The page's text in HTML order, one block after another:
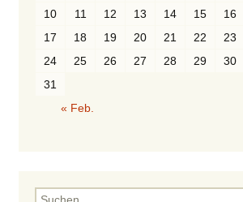
Prisma
Paare
10
11 12 13 14 15
16
17
18 19 20 21 22
23
24
25 26 27 28 29
30
31
« Feb.
Suchen